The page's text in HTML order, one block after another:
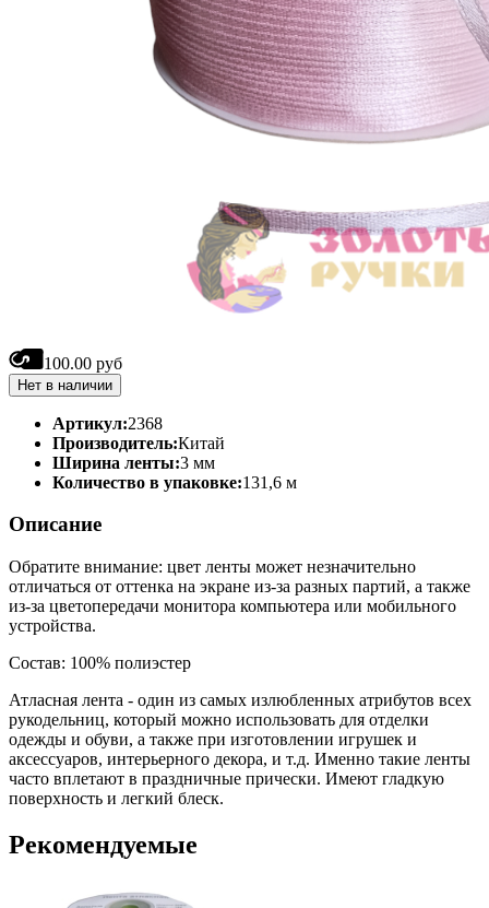
100.00 руб
Нет в наличии
Артикул:2368
Производитель:Китай
Ширина ленты:3 мм
Количество в упаковке:131,6 м
Описание
Обратите внимание: цвет ленты может незначительно
отличаться от оттенка на экране из-за разных партий, а также
из-за цветопередачи монитора компьютера или мобильного
устройства.
Состав: 100% полиэстер
Атласная лента - один из самых излюбленных атрибутов всех
рукодельниц, который можно использовать для отделки
одежды и обуви, а также при изготовлении игрушек и
аксессуаров, интерьерного декора, и т.д. Именно такие ленты
часто вплетают в праздничные прически. Имеют гладкую
поверхность и легкий блеск.
Рекомендуемые